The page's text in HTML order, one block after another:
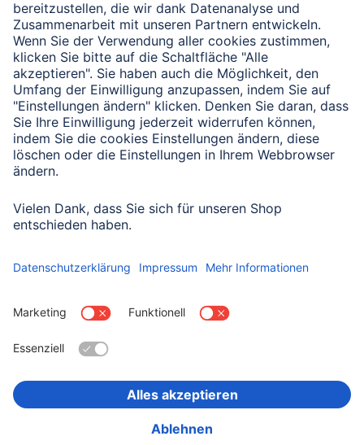
Verbleibende Zeichen: 1000/ 1000
Senden
Mit Absenden des Formulars bestätigen Sie, dass Sie unsere
Datenschutzbestimmungen zur Formulardatenverarbeitung zur
Datenschutz
Land wählen
Datenschutz